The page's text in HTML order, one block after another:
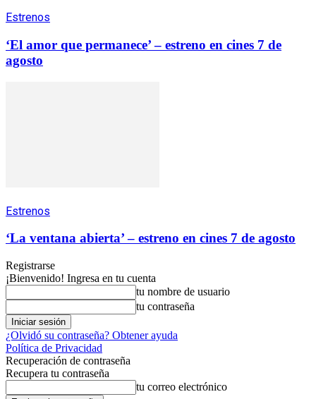
Estrenos
‘El amor que permanece’ – estreno en cines 7 de
agosto
Estrenos
‘La ventana abierta’ – estreno en cines 7 de agosto
Registrarse
¡Bienvenido! Ingresa en tu cuenta
tu nombre de usuario
tu contraseña
¿Olvidó su contraseña? Obtener ayuda
Política de Privacidad
Recuperación de contraseña
Recupera tu contraseña
tu correo electrónico